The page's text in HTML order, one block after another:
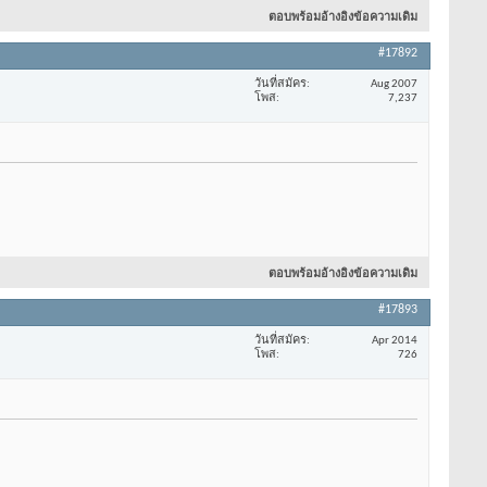
ตอบพร้อมอ้างอิงข้อความเดิม
#17892
วันที่สมัคร
Aug 2007
โพส
7,237
ตอบพร้อมอ้างอิงข้อความเดิม
#17893
วันที่สมัคร
Apr 2014
โพส
726